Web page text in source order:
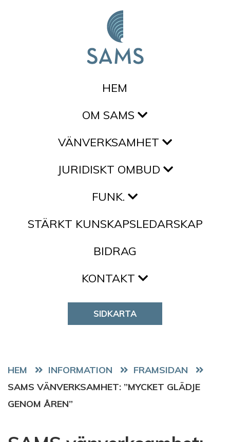
HEM
OM SAMS
VÄNVERKSAMHET
JURIDISKT OMBUD
FUNK.
STÄRKT KUNSKAPSLEDARSKAP
BIDRAG
KONTAKT
SIDKARTA
HEM
FRAMSIDAN
SAMS VÄNVERKSAMHET: ”MYCKET GLÄDJE
GENOM ÅREN”